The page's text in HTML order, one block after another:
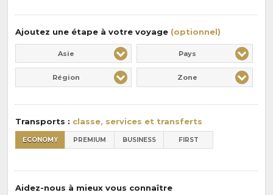
:
Ajoutez une étape à votre voyage (optionnel)
Asie Pays
Région Zone
Transports : classe, services et transferts
ECONOMY PREMIUM BUSINESS FIRST
Aidez-nous à mieux vous connaître